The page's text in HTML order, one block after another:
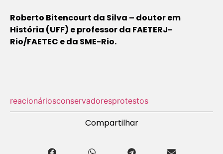
Roberto Bitencourt da Silva – doutor em
História (UFF) e professor da FAETERJ-
Rio/FAETEC e da SME-Rio.
reacionáriosconservadoresprotestos
Compartilhar